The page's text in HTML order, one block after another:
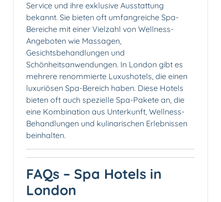
Service und ihre exklusive Ausstattung
bekannt. Sie bieten oft umfangreiche Spa-
Bereiche mit einer Vielzahl von Wellness-
Angeboten wie Massagen,
Gesichtsbehandlungen und
Schönheitsanwendungen. In London gibt es
mehrere renommierte Luxushotels, die einen
luxuriösen Spa-Bereich haben. Diese Hotels
bieten oft auch spezielle Spa-Pakete an, die
eine Kombination aus Unterkunft, Wellness-
Behandlungen und kulinarischen Erlebnissen
beinhalten.
FAQs – Spa Hotels in
London